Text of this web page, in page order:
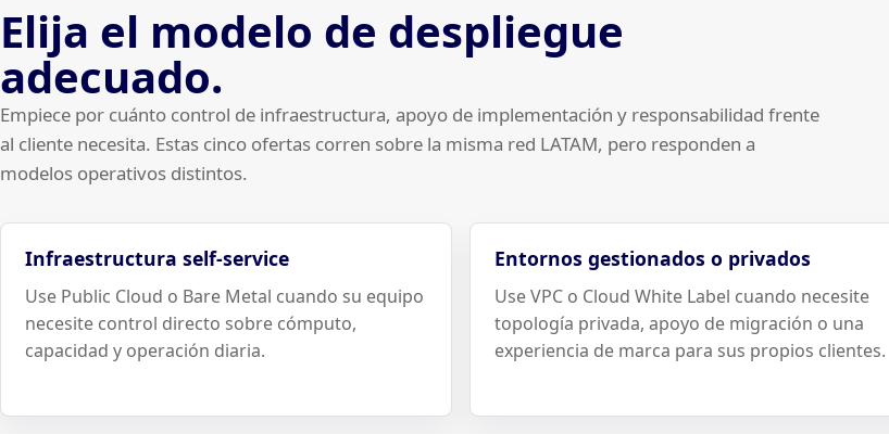
Elija el modelo de despliegue
adecuado.
Empiece por cuánto control de infraestructura, apoyo de implementación y responsabilidad frente
al cliente necesita. Estas cinco ofertas corren sobre la misma red LATAM, pero responden a
modelos operativos distintos.
Infraestructura self-service
Use Public Cloud o Bare Metal cuando su equipo
necesite control directo sobre cómputo,
capacidad y operación diaria.
Entornos gestionados o privados
Use VPC o Cloud White Label cuando necesite
topología privada, apoyo de migración o una
experiencia de marca para sus propios clientes.